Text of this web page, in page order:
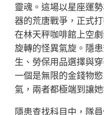
靈魂。這場以星座運
器的荒唐戰爭，正式
在林天秤咖啡館上空
旋轉的怪異氣旋。隱
生、勞保用品選擇與
一個是無限的金錢物
氣，兩者都極端到讓她
隱患查找科目中，隊